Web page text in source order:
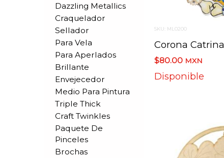
Dazzling Metallics
Craquelador
Sellador
Para Vela
Para Aperlados
Brillante
Envejecedor
Medio Para Pintura
Triple Thick
Craft Twinkles
Paquete De
Pinceles
Brochas
SKU: ML0200
Corona Catrina
$80.00 MXN
Disponible